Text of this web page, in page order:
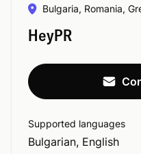
Bulgaria, Romania,
HeyPR
Supported languages
Bulgarian, English